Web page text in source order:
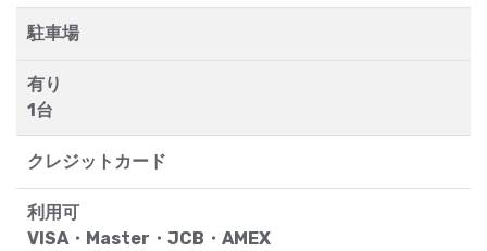
駐車場
有り
1台
クレジットカード
利用可
VISA・Master・JCB・AMEX